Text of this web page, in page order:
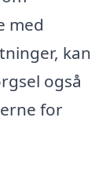
med
kan
også
for